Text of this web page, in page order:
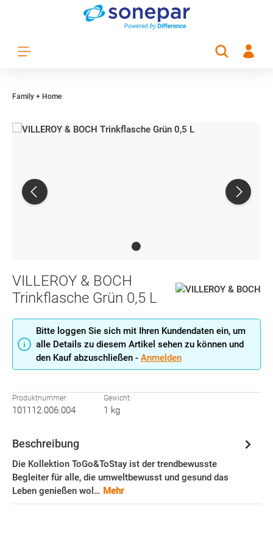
Zum Hauptinhalt springen
Family + Home
VILLEROY & BOCH
Trinkflasche Grün 0,5 L
Bitte loggen Sie sich mit Ihren Kundendaten ein, um
alle Details zu diesem Artikel sehen zu können und
den Kauf abzuschließen - Anmelden
Produktnummer:
101112.006.004
Gewicht:
1 kg
Beschreibung
Die Kollektion ToGo&ToStay ist der trendbewusste
Begleiter für alle, die umweltbewusst und gesund das
Leben genießen wol… Mehr